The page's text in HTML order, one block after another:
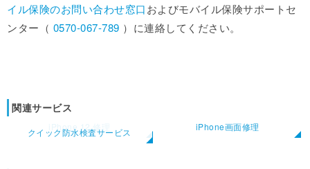
イル保険のお問い合わせ窓口およびモバイル保険サポートセ
ンター（ 0570-067-789 ）に連絡してください。
関連サービス
iPhone 12 修理 iPhone画面修理
クイック防水検査サービス